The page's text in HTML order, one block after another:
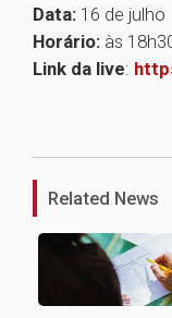
Data: 16 de julho
Horário: às
Link da live:
Related News